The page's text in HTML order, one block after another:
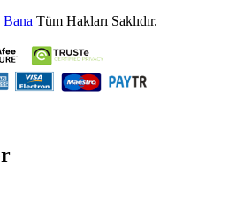
Tüm Hakları Saklıdır.